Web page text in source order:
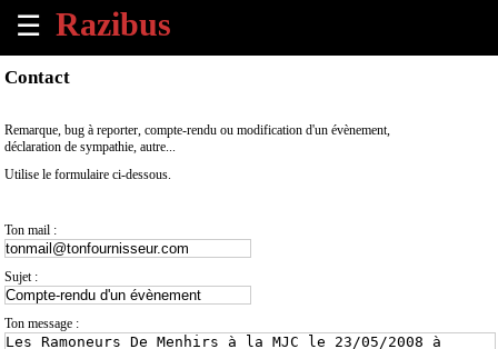
☰
×
les
venir
Annoncer
évènement
Contact
Remarque, bug à reporter, compte-rendu ou modification d'un évènement,
déclaration de sympathie, autre...
Utilise le formulaire ci-dessous.
Ton mail :
Sujet :
Ton message :